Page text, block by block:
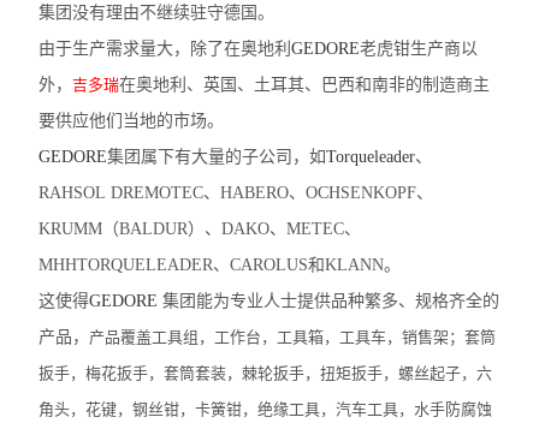
美国ITW Chemtronics
美国OKi metcal
电、气动工具
厂区设备
量具量仪
集团没有理由不继续驻守德国。
由于生产需求量大，除了在奥地利GEDORE老虎钳生产商以
外，吉多瑞在奥地利、英国、土耳其、巴西和南非的制造商主
要供应他们当地的市场。
GEDORE集团属下有大量的子公司，如Torqueleader、
RAHSOL DREMOTEC、HABERO、OCHSENKOPF、
KRUMM（BALDUR）、DAKO、METEC、
MHHTORQUELEADER、CAROLUS和KLANN。
这使得GEDORE 集团能为专业人士提供品种繁多、规格齐全的
产品， 产品覆盖工具组，工作台，工具箱，工具车，销售架；套筒
扳手，梅花扳手，套筒套装，棘轮扳手，扭矩扳手，螺丝起子，六
角头，花键，钢丝钳，卡簧钳，绝缘工具，汽车工具，水手防腐蚀